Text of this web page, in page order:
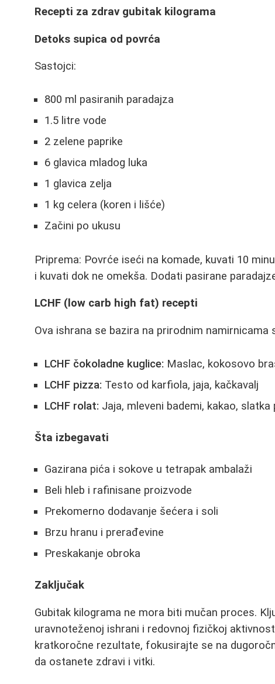
Recepti za zdrav gubitak kilograma
Detoks supica od povrća
Sastojci:
800 ml pasiranih paradajza
1.5 litre vode
2 zelene paprike
6 glavica mladog luka
1 glavica zelja
1 kg celera (koren i lišće)
Začini po ukusu
Priprema: Povrće iseći na komade, kuvati 10
i kuvati dok ne omekša. Dodati pasirane
LCHF (low carb high fat) recepti
Ova ishrana se bazira na prirodnim
LCHF čokoladne kuglice: Maslac, kokosovo
LCHF pizza: Testo od karfiola, jaja, kačkavalj
LCHF rolat: Jaja, mleveni bademi, kakao, slatka
Šta izbegavati
Gazirana pića i sokove u tetrapak ambalaži
Beli hleb i rafinisane proizvode
Prekomerno dodavanje šećera i soli
Brzu hranu i prerađevine
Preskakanje obroka
Zaključak
Gubitak kilograma ne mora biti mučan proces.
uravnoteženoj ishrani i redovnoj fizičkoj
kratkoročne rezultate, fokusirajte se na
da ostanete zdravi i vitki.